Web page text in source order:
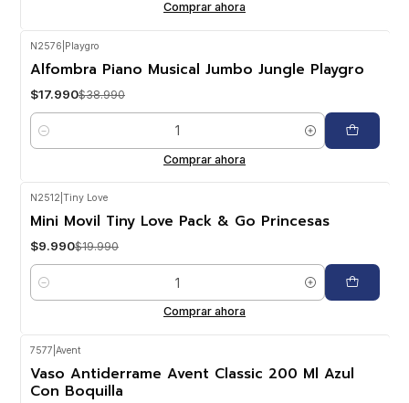
Comprar ahora
-54%
N2576 Playgro
Alfombra Piano Musical Jumbo Jungle Playgro
$17.990$38.990
Cantidad
Comprar ahora
-50% OFF
N2512 Tiny Love
Mini Movil Tiny Love Pack & Go Princesas
$9.990$19.990
Cantidad
Comprar ahora
7577 Avent
Vaso Antiderrame Avent Classic 200 Ml Azul
Con Boquilla